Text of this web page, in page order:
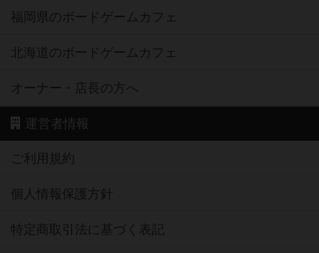
福岡県のボードゲームカフェ
北海道のボードゲームカフェ
オーナー・店長の方へ
運営者情報
ご利用規約
個人情報保護方針
特定商取引法に基づく表記